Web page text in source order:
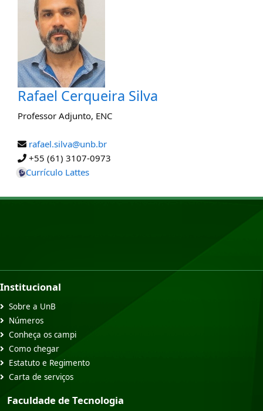
Rafael Cerqueira Silva
Professor Adjunto, ENC
rafael.silva@unb.br
+55 (61) 3107-0973
Currículo Lattes
Institucional
Sobre a UnB
Números
Conheça os campi
Como chegar
Estatuto e Regimento
Carta de serviços
Faculdade de Tecnologia